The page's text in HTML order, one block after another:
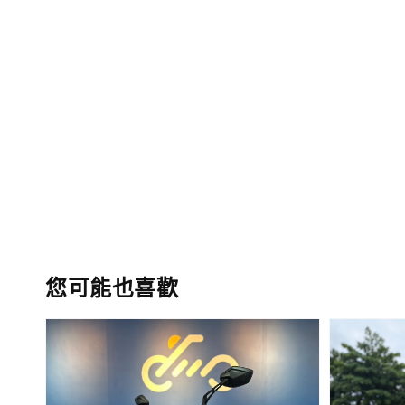
您可能也喜歡